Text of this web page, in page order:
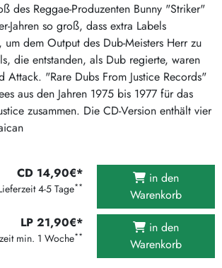
des Reggae-Produzenten Bunny "Striker"
Jahren so groß, dass extra Labels
dem Output des Dub-Meisters Herr zu
die entstanden, als Dub regierte, waren
Attack. "Rare Dubs From Justice Records"
aus den Jahren 1975 bis 1977 für das
zusammen. Die CD-Version enthält vier
CD 14,90€*
4-5 Tage**
in den
Warenkorb
LP 21,90€*
min. 1 Woche**
in den
Warenkorb